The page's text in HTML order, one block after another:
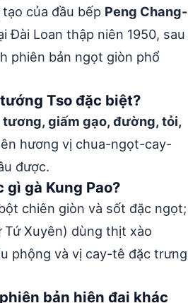
của đầu bếp Peng Chang-
Đài Loan thập niên 1950, sau
phiên bản ngọt giòn phổ
Tso đặc biệt?
giấm gạo, đường, tỏi,
hương vị chua-ngọt-cay-
được.
gì gà Kung Pao?
chiên giòn và sốt đặc ngọt;
Tứ Xuyên) dùng thịt xào
phộng và vị cay-tê đặc trưng
bản hiện đại khác